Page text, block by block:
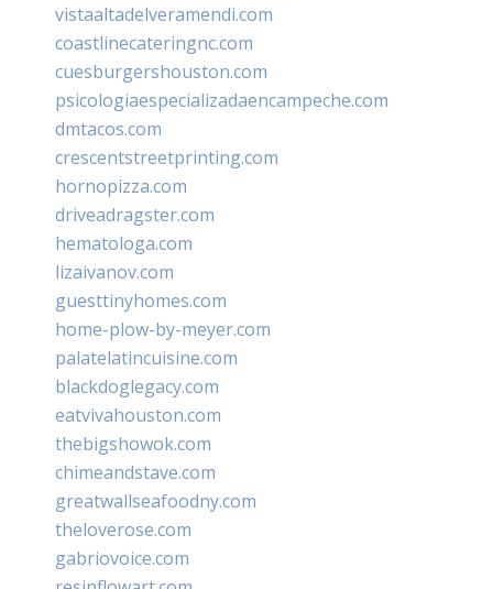
vistaaltadelveramendi.com
coastlinecateringnc.com
cuesburgershouston.com
psicologiaespecializadaencampeche.com
dmtacos.com
crescentstreetprinting.com
hornopizza.com
driveadragster.com
hematologa.com
lizaivanov.com
guesttinyhomes.com
home-plow-by-meyer.com
palatelatincuisine.com
blackdoglegacy.com
eatvivahouston.com
thebigshowok.com
chimeandstave.com
greatwallseafoodny.com
theloverose.com
gabriovoice.com